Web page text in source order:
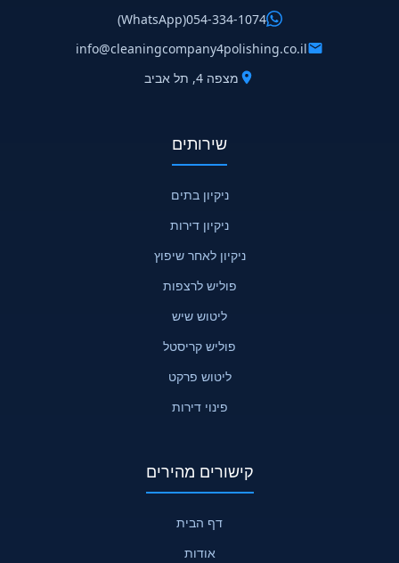
054-334-1074
(WhatsApp)
info@cleaningcompany4polishing.co.il
מצפה 4, תל אביב
שירותים
ניקיון בתים
ניקיון דירות
ניקיון לאחר שיפוץ
פוליש לרצפות
ליטוש שיש
פוליש קריסטל
ליטוש פרקט
פינוי דירות
קישורים מהירים
דף הבית
אודות